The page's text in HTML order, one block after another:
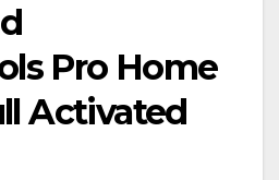
Pro Home
Activated